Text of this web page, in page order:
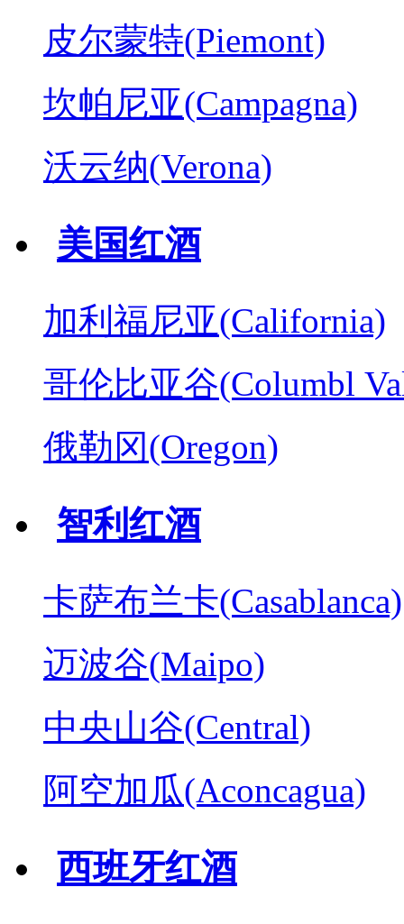
皮尔蒙特(Piemont)
坎帕尼亚(Campagna)
沃云纳(Verona)
美国红酒
加利福尼亚(California)
哥伦比亚谷(Columbl
俄勒冈(Oregon)
智利红酒
卡萨布兰卡(Casablanca)
迈波谷(Maipo)
中央山谷(Central)
阿空加瓜(Aconcagua)
西班牙红酒